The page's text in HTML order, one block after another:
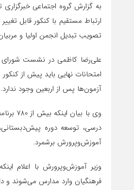
به گزارش گروه اجتماعی خبرگزاری
ارتباط مستقیم با کنکور قابل
تصویب تبدیل انجمن اولیا و
علی‌رضا کاظمی در نشست شورای
امتحانات نهایی باید پیش از
آزمون‌ها پس از اربعین وجود ندارد.
وی
درسی، توسعه دوره
آموزش‌وپرورش برشمرد.
وزیر آموزش‌وپرورش با اعلام
فرهنگیان وارد مدارس می‌شوند و